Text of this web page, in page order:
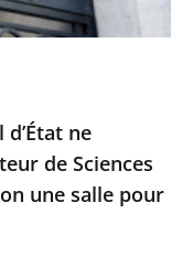
ne
de Sciences
une salle pour